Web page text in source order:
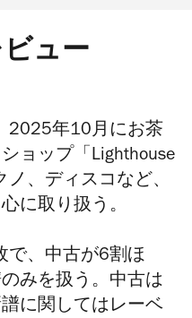
ュー
2025年10月にお茶
ョップ「Lighthouse
ノ、ディスコなど、
に取り扱う。
で、中古が6割ほ
みを扱う。中古は
に関してはレーベ